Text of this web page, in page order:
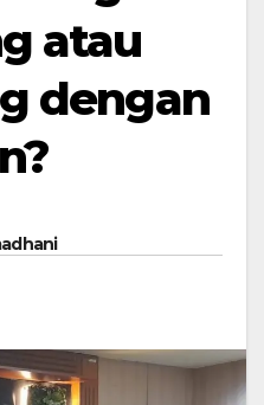
atau
dengan